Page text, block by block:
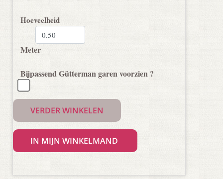
Hoeveelheid
Meter
Bijpassend Gütterman garen voorzien ?
VERDER WINKELEN